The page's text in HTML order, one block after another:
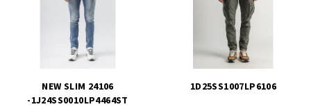
NEW SLIM 24106
-1J24SS0010LP4464ST
1D25SS1007LP6106